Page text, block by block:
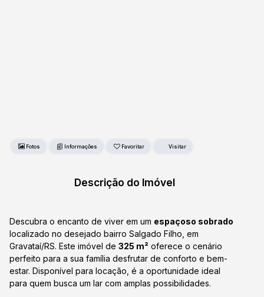
Fotos Favoritar
Descrição do Imóvel
Descubra o encanto de viver em um espaçoso sobrado
localizado no desejado bairro Salgado Filho, em
Gravataí/RS. Este imóvel de 325 m² oferece o cenário
perfeito para a sua família desfrutar de conforto e bem-
estar. Disponível para locação, é a oportunidade ideal
para quem busca um lar com amplas possibilidades.